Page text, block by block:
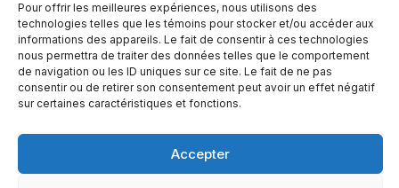
Pour offrir les meilleures expériences, nous utilisons des
technologies telles que les témoins pour stocker et/ou accéder aux
informations des appareils. Le fait de consentir à ces technologies
nous permettra de traiter des données telles que le comportement
de navigation ou les ID uniques sur ce site. Le fait de ne pas
consentir ou de retirer son consentement peut avoir un effet négatif
sur certaines caractéristiques et fonctions.
Accepter
© Copyright 2026 – Altomédia Inc |
Ce site internet a été conçu et développé par Chameleon Ideas